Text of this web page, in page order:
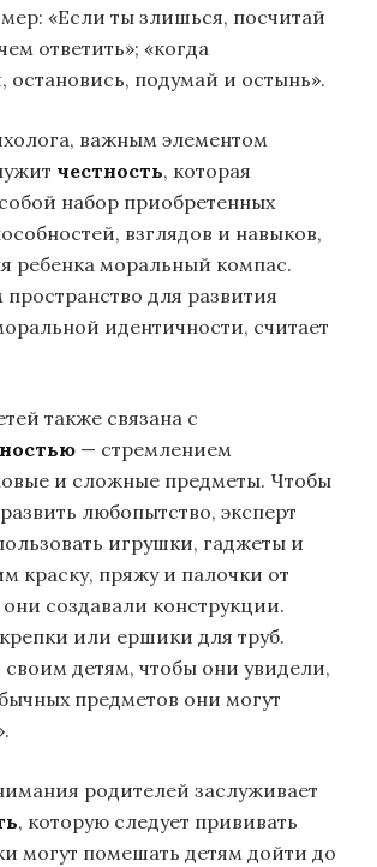
«Если ты злишься, посчитай
ответить»; «когда
остановись, подумай и остынь».
важным элементом
честность, которая
набор приобретенных
взглядов и навыков,
ребенка моральный компас.
для развития
идентичности, считает
также связана с
— стремлением
и сложные предметы. Чтобы
любопытство, эксперт
игрушки, гаджеты и
краску, пряжу и палочки от
создавали конструкции.
или ершики для труб.
своим детям, чтобы они увидели,
предметов они могут
родителей заслуживает
, которую следует прививать
могут помешать детям дойти до